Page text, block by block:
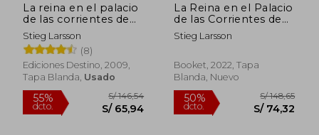
La reina en el palacio
de las corrientes de
aire
Stieg Larsson
(8)
Ediciones Destino, 2009,
Tapa Blanda, Usado
La Reina en el Palacio
de las Corrientes de
Aire
Stieg Larsson
Booket, 2022, Tapa
Blanda, Nuevo